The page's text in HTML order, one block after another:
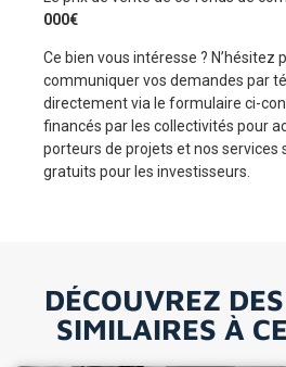
000€
Ce bien vous intéresse ? N’hésitez
communiquer vos demandes par
directement via le formulaire ci-
financés par les collectivités pour
porteurs de projets et nos
gratuits pour les investisseurs.
DÉCOUVREZ
SIMILAIRES À